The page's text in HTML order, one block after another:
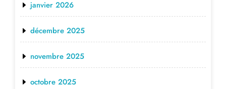
janvier 2026
décembre 2025
novembre 2025
octobre 2025